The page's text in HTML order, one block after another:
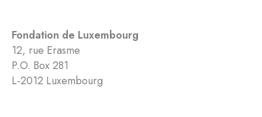
Fondation de Luxembourg
12, rue Erasme
P.O. Box 281
L-2012 Luxembourg